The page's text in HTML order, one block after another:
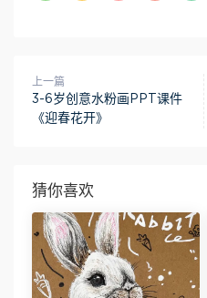
上一篇
3-6岁创意水粉画PPT课件
《迎春花开》
猜你喜欢